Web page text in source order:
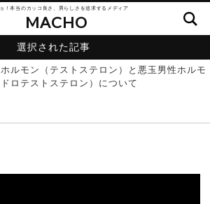
！本当のカッコ良さ、男らしさを追求するメディア
MACHO
選択された記事
ルモン（テストステロン）と悪玉男性ホルモ
ロテストステロン）について